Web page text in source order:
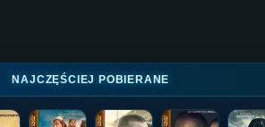
NAJCZĘŚCIEJ POBIERANE